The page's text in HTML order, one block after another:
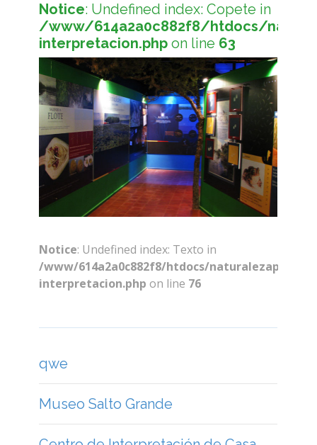
Notice: Undefined index: Copete in
/www/614a2a0c882f8/htdocs/
interpretacion.php on line 63
Notice: Undefined index: Texto in
/www/614a2a0c882f8/htdocs/
interpretacion.phpon line76
qwe
Museo Salto Grande
Centro de Interpretación de Casa
Andrés Guacurarí
Biocentro Iguazú